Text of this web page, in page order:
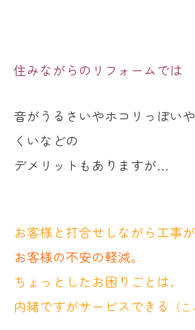
住みながらのリフォームでは
音がうるさいやホコリっぽい
くいなどの
デメリットもありますが…
お客様と打合せしながら工事が
お客様の不安の軽減。
ちょっとしたお困りごとは、
内緒ですがサービスできる
（